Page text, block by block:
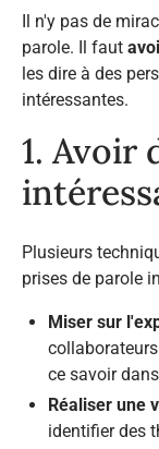
Il n'y pas de
parole. Il faut
les dire à des
intéressantes.
1. Avoir
Plusieurs
prises de parole
Miser sur
ce savoir
Réaliser une
identifier des